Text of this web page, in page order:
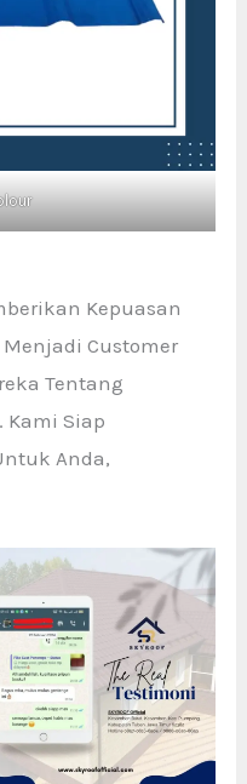
Kepuasan
Customer
Tentang
Kami Siap
Anda,